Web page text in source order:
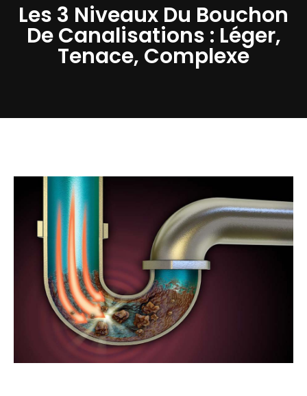
Les 3 Niveaux Du Bouchon
De Canalisations : Léger,
Tenace, Complexe